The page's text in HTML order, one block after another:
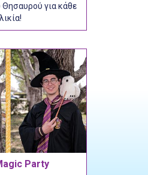
Θησαυρού για κάθε
Party